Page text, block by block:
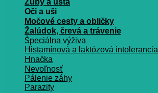
Zuby a ústa
Oči a uši
Močové cesty a obličky
Žalúdok, črevá a trávenie
Špeciálna výživa
Histamínová a laktózová intolerancia
Hnačka
Nevoľnosť
Pálenie záhy
Parazity